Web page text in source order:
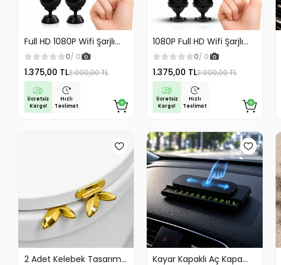
Full HD 1080P Wifi Şarjlı
Mini Güvenlik Kamerası
Geniş Açılı Balık Gözü
Maksimum Görüntü
Kalitesi
0/ 0
1.375,00 TL2.000,00 TL
Ücretsiz
Kargo!
Hızlı
Teslimat
1080P Full HD Wifi Şarjlı
Mini Güvenlik Kamerası
Geniş Açılı Balık Gözü
Maksimum Görüntü
Kalitesi
0/ 0
1.375,00 TL2.000,00 TL
Ücretsiz
Kargo!
Hızlı
Teslimat
2 Adet Kelebek Tasarım
Kayar Kapaklı Aç Kapa